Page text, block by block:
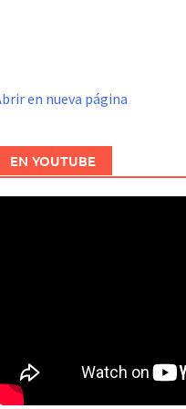
en nueva página
EN YOUTUBE